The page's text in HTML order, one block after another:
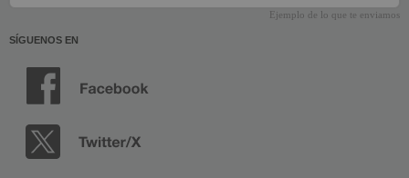
Ejemplo de lo que te enviamos
SÍGUENOS EN